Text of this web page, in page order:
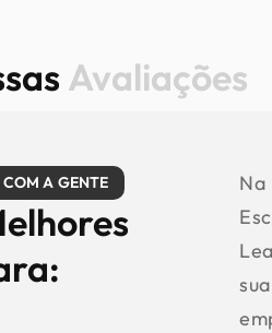
Avaliações
A GENTE
Na
sua